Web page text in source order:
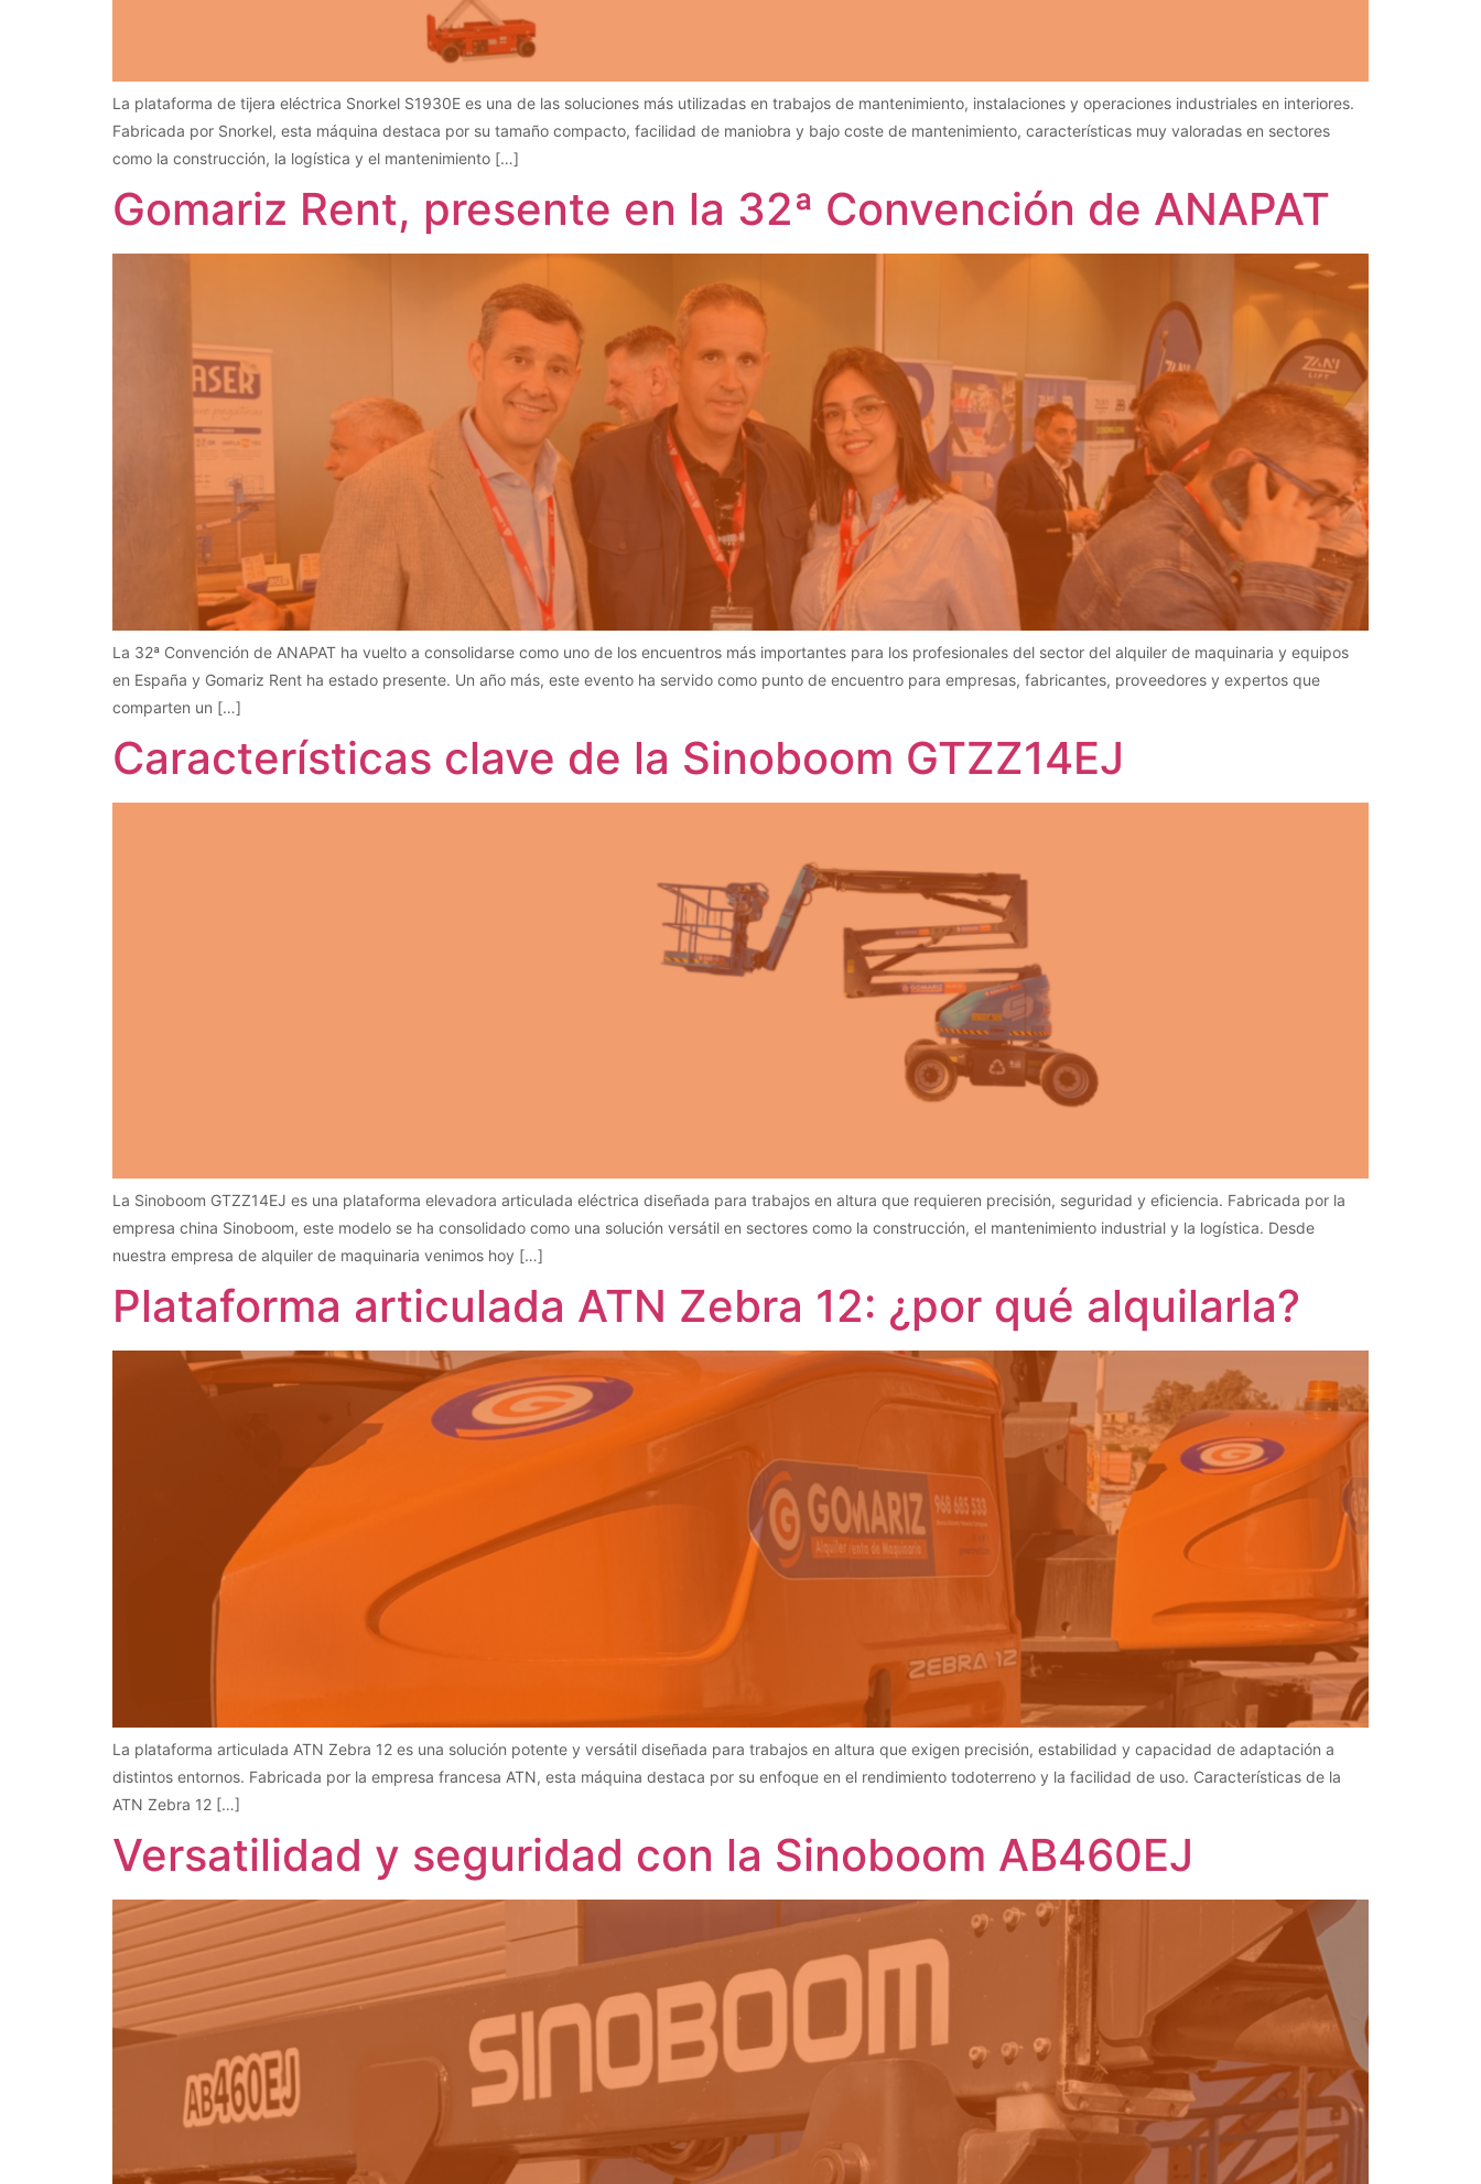
La plataforma de tijera eléctrica Snorkel S1930E es una de las soluciones más utilizadas en trabajos de mantenimiento, instalaciones y operaciones industriales en interiores.
Fabricada por Snorkel, esta máquina destaca por su tamaño compacto, facilidad de maniobra y bajo coste de mantenimiento, características muy valoradas en sectores
como la construcción, la logística y el mantenimiento […]
Gomariz Rent, presente en la 32ª Convención de ANAPAT
La 32ª Convención de ANAPAT ha vuelto a consolidarse como uno de los encuentros más importantes para los profesionales del sector del alquiler de maquinaria y equipos
en España y Gomariz Rent ha estado presente. Un año más, este evento ha servido como punto de encuentro para empresas, fabricantes, proveedores y expertos que
comparten un […]
Características clave de la Sinoboom GTZZ14EJ
La Sinoboom GTZZ14EJ es una plataforma elevadora articulada eléctrica diseñada para trabajos en altura que requieren precisión, seguridad y eficiencia. Fabricada por la
empresa china Sinoboom, este modelo se ha consolidado como una solución versátil en sectores como la construcción, el mantenimiento industrial y la logística. Desde
nuestra empresa de alquiler de maquinaria venimos hoy […]
Plataforma articulada ATN Zebra 12: ¿por qué alquilarla?
La plataforma articulada ATN Zebra 12 es una solución potente y versátil diseñada para trabajos en altura que exigen precisión, estabilidad y capacidad de adaptación a
distintos entornos. Fabricada por la empresa francesa ATN, esta máquina destaca por su enfoque en el rendimiento todoterreno y la facilidad de uso. Características de la
ATN Zebra 12 […]
Versatilidad y seguridad con la Sinoboom AB460EJ